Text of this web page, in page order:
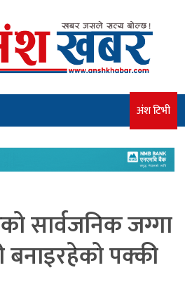
अंश टिभी
सार्वजनिक जग्गा
बनाइरहेको पक्की